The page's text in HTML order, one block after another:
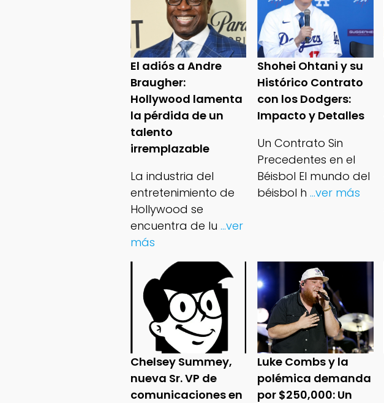
El adiós a Andre
Braugher:
Hollywood lamenta
la pérdida de un
talento
irremplazable
La industria del
entretenimiento de
Hollywood se
encuentra de lu ...ver
más
Shohei Ohtani y su
Histórico Contrato
con los Dodgers:
Impacto y Detalles
Un Contrato Sin
Precedentes en el
Béisbol El mundo del
béisbol h ...ver más
Chelsey Summey,
nueva Sr. VP de
comunicaciones en
Luke Combs y la
polémica demanda
por $250,000: Un